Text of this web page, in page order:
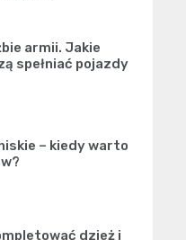
armii. Jakie
spełniać pojazdy
– kiedy warto
dzież i